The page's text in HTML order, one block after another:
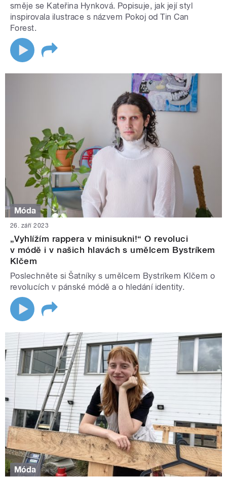
směje se Kateřina Hynková. Popisuje, jak její styl
inspirovala ilustrace s názvem Pokoj od Tin Can
Forest.
Móda
26. září 2023
„Vyhlížím rappera v minisukni!“ O revoluci
v módě i v našich hlavách s umělcem Bystríkem
Klčem
Poslechněte si Šatníky s umělcem Bystríkem Klčem o
revolucích v pánské módě a o hledání identity.
Móda